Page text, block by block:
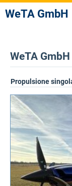
WeTA GmbH
WeTA
Propulsione